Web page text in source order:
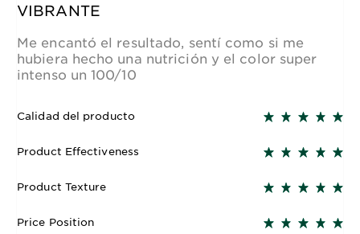
VIBRANTE
Me encantó el resultado, sentí como si me
hubiera hecho una nutrición y el color super
intenso un 100/10
Calidad del producto
Product Effectiveness
Product Texture
Price Position